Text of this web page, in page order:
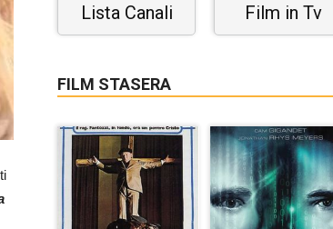
Lista Canali Film in Tv
FILM STASERA